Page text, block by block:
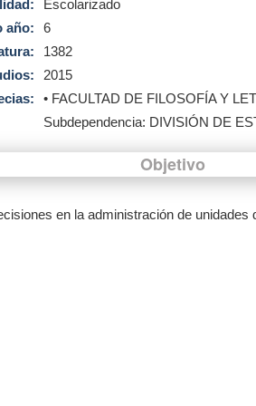
Escolarizado
año:
6
1382
2015
• FACULTAD DE FILOSOFÍA Y
Subdependencia: DIVISIÓN DE
Objetivo
en la administración de unidades